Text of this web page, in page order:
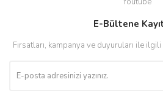
E-Bültene
Fırsatları, kampanya ve duyuruları ile